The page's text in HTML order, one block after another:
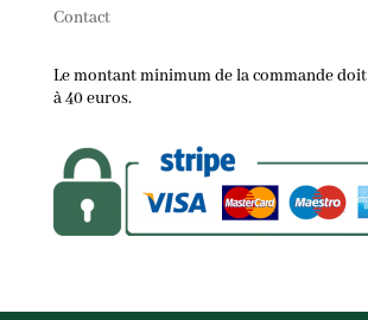
Contact
Le montant minimum de la commande
à 40 euros.